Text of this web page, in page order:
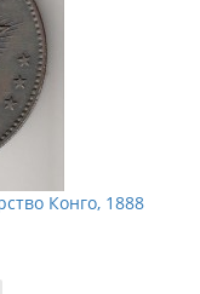
Конго, 1888